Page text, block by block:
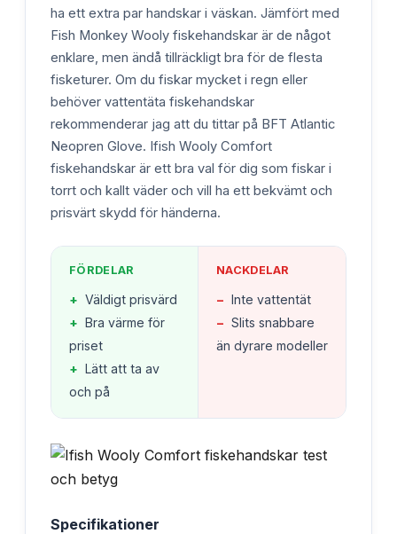
ha ett extra par handskar i väskan. Jämfört med
Fish Monkey Wooly fiskehandskar är de något
enklare, men ändå tillräckligt bra för de flesta
fisketurer. Om du fiskar mycket i regn eller
behöver vattentäta fiskehandskar
rekommenderar jag att du tittar på BFT Atlantic
Neopren Glove. Ifish Wooly Comfort
fiskehandskar är ett bra val för dig som fiskar i
torrt och kallt väder och vill ha ett bekvämt och
prisvärt skydd för händerna.
FÖRDELAR
+ Väldigt prisvärd
+ Bra värme för
priset
+ Lätt att ta av
och på
NACKDELAR
− Inte vattentät
− Slits snabbare
än dyrare modeller
Specifikationer